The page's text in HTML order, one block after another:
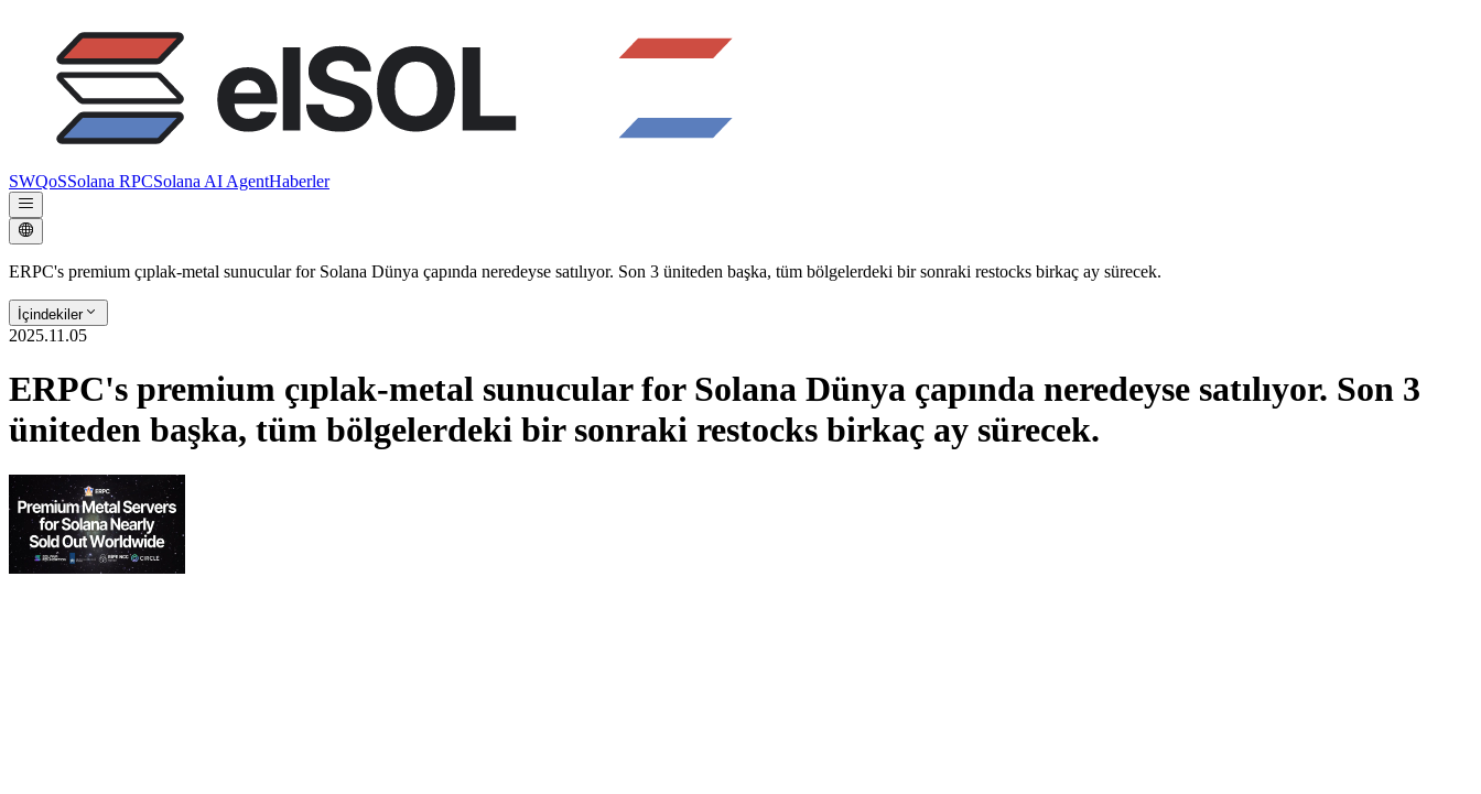
SWQoSSolana RPCSolana AI AgentHaberler
ERPC's premium çıplak-metal sunucular for Solana Dünya çapında neredeyse satılıyor. Son 3 üniteden başka, tüm bölgelerdeki bir sonraki restocks birkaç ay sürecek.
İçindekiler
2025.11.05
ERPC's premium çıplak-metal sunucular for Solana Dünya çapında neredeyse satılıyor. Son 3
üniteden başka, tüm bölgelerdeki bir sonraki restocks birkaç ay sürecek.